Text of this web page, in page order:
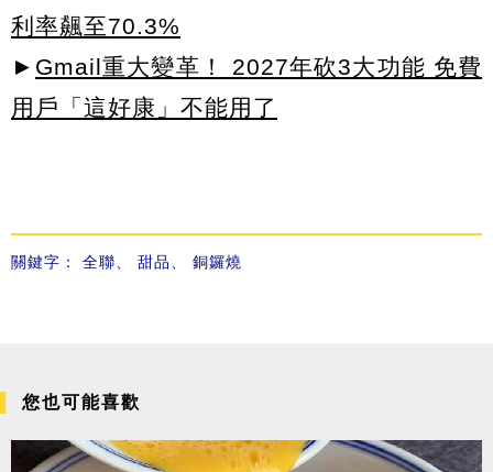
利率飆至70.3%
► Gmail重大變革！ 2027年砍3大功能 免費
用戶「這好康」不能用了
關鍵字： 全聯、 甜品、 銅鑼燒
您也可能喜歡